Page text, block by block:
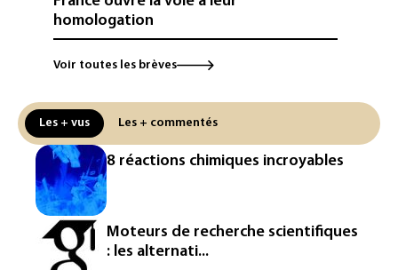
homologation
Iris³: Eutelsat investira 3,4 milliards
d'euros dans la future constellation
Le magazine VSD racheté par
l'entrepreneur Vianney d'Alançon
La production française de maïs
attendue au plus bas depuis 1980
"Retour en force" progressif de la
chaleur dans les prochains jours en
Voir toutes les brèves
Les + vus Les + commentés
8 réactions chimiques incroyables
Moteurs de recherche scientifiques
: les alternati...